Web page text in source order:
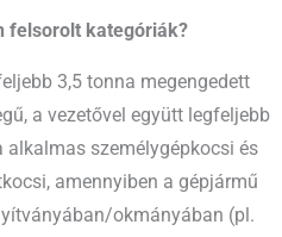
felsorolt kategóriák?
3,5 tonna megengedett
a vezetővel együtt legfeljebb
személygépkocsi és
amennyiben a gépjármű
okmányában (pl.